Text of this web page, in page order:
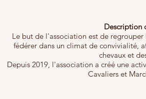
Description
Le but de l'association est de regrouper
fédérer dans un climat de convivialité,
chevaux et
Depuis 2019, l'association a créé une
Cavaliers et